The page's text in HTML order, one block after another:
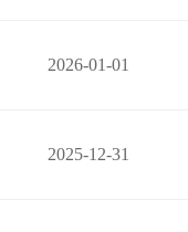
2026-01-01
2025-12-31